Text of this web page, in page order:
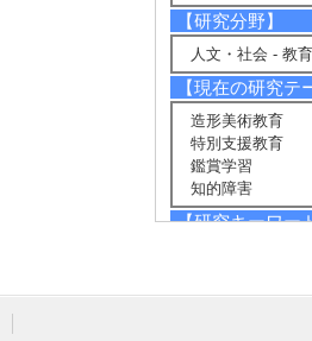
【研究分野】
人文・社会 - 教
【現在の研究テ
造形美術教育
特別支援教育
鑑賞学習
知的障害
【研究キーワー